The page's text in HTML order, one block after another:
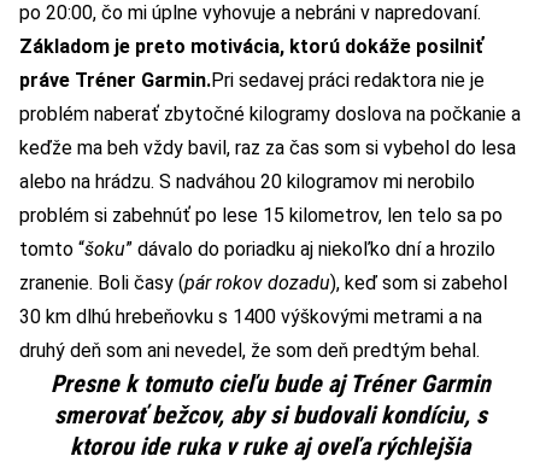
po 20:00, čo mi úplne vyhovuje a nebráni v napredovaní.
Základom je preto motivácia, ktorú dokáže posilniť
práve Tréner Garmin.Pri sedavej práci redaktora nie je
problém naberať zbytočné kilogramy doslova na počkanie a
keďže ma beh vždy bavil, raz za čas som si vybehol do lesa
alebo na hrádzu. S nadváhou 20 kilogramov mi nerobilo
problém si zabehnúť po lese 15 kilometrov, len telo sa po
tomto “šoku” dávalo do poriadku aj niekoľko dní a hrozilo
zranenie. Boli časy (pár rokov dozadu), keď som si zabehol
30 km dlhú hrebeňovku s 1400 výškovými metrami a na
druhý deň som ani nevedel, že som deň predtým behal.
Presne k tomuto cieľu bude aj Tréner Garmin
smerovať bežcov, aby si budovali kondíciu, s
ktorou ide ruka v ruke aj oveľa rýchlejšia